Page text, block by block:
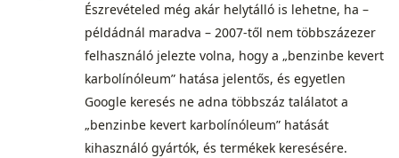
Észrevételed még akár helytálló is lehetne, ha –
példádnál maradva – 2007-től nem többszázezer
felhasználó jelezte volna, hogy a „benzinbe kevert
karbolínóleum” hatása jelentős, és egyetlen
Google keresés ne adna többszáz találatot a
„benzinbe kevert karbolínóleum” hatását
kihasználó gyártók, és termékek keresésére.